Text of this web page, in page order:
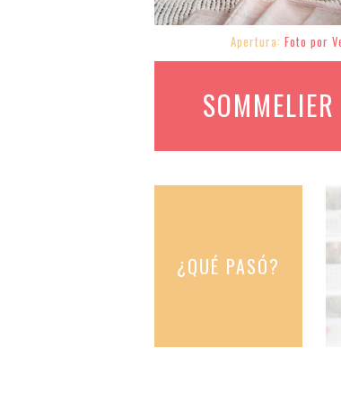
Apertura: Foto por
¿QUÉ PASÓ?